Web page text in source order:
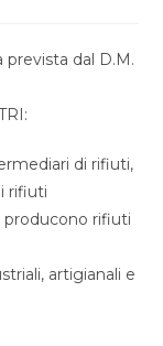
prevista dal D.M.
di rifiuti,
rifiuti
rifiuti
artigianali e